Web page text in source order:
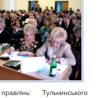
Тульчинського